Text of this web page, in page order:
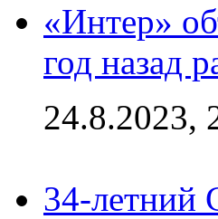
«Интер»
год назад
24.8.2023,
34-летний